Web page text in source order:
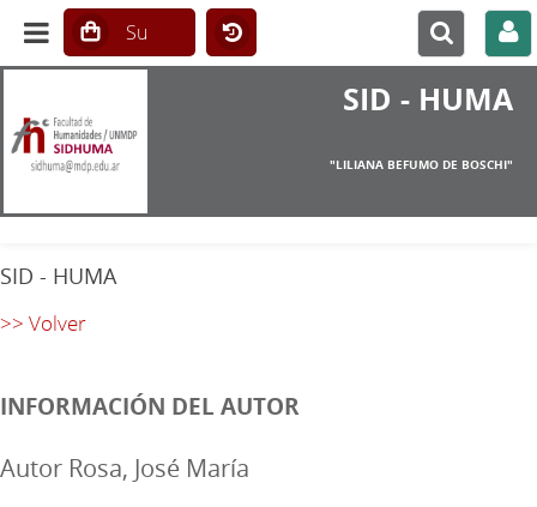
SID - HUMA
"LILIANA BEFUMO DE BOSCHI"
SID - HUMA
>> Volver
INFORMACIÓN DEL AUTOR
Autor Rosa, José María